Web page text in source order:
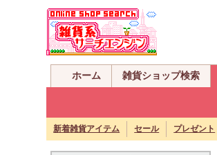
ホーム 雑貨ショップ検索
新着雑貨アイテム セール プレゼント